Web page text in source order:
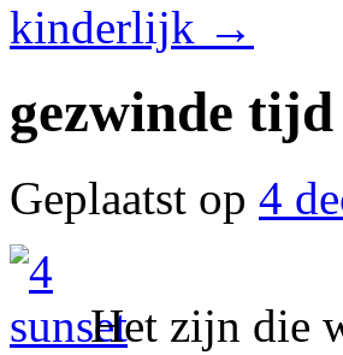
kinderlijk →
gezwinde tijd
Geplaatst op 4
Het zijn die